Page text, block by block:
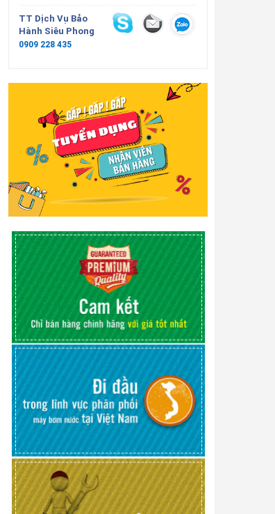
TT Dịch Vụ Bảo
Hành Siêu Phong
0909 228 435